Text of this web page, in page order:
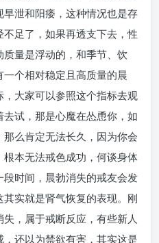
泄和阳痿，这种情况也是存
足了，如果再透支下去，性
量是浮动的，和季节、饮
个相对稳定且高质量的晨
大家可以参照这个指标去观
试，那是心魔在怂恿你，如
么肯定无法长久，因为你会
本无法戒色成功，何谈身体
时间，晨勃消失的戒友会发
实就是肾气恢复的表现。刚
，属于戒断反应，有些新人
还以为禁欲有害，其实这是